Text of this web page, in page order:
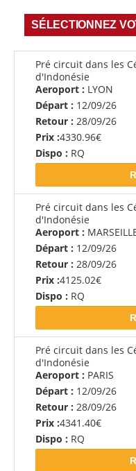
SÉLECTIONNEZ
Pré circuit dans les
d'Indonésie
Aeroport : LYON
Départ : 12/09/26
Retour : 28/09/26
Prix :4330.96€
Dispo : RQ
Pré circuit dans les
d'Indonésie
Aeroport :
Départ : 12/09/26
Retour : 28/09/26
Prix :4125.02€
Dispo : RQ
Pré circuit dans les
d'Indonésie
Aeroport : PARIS
Départ : 12/09/26
Retour : 28/09/26
Prix :4341.40€
Dispo : RQ